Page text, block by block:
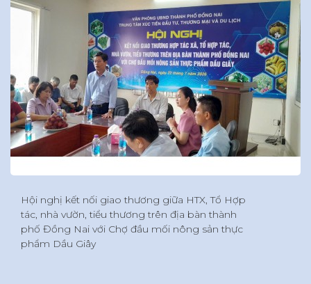
Hội nghị kết nối giao thương giữa HTX, Tổ Hợp
tác, nhà vườn, tiểu thương trên địa bàn thành
phố Đồng Nai với Chợ đầu mối nông sản thực
phẩm Dầu Giây